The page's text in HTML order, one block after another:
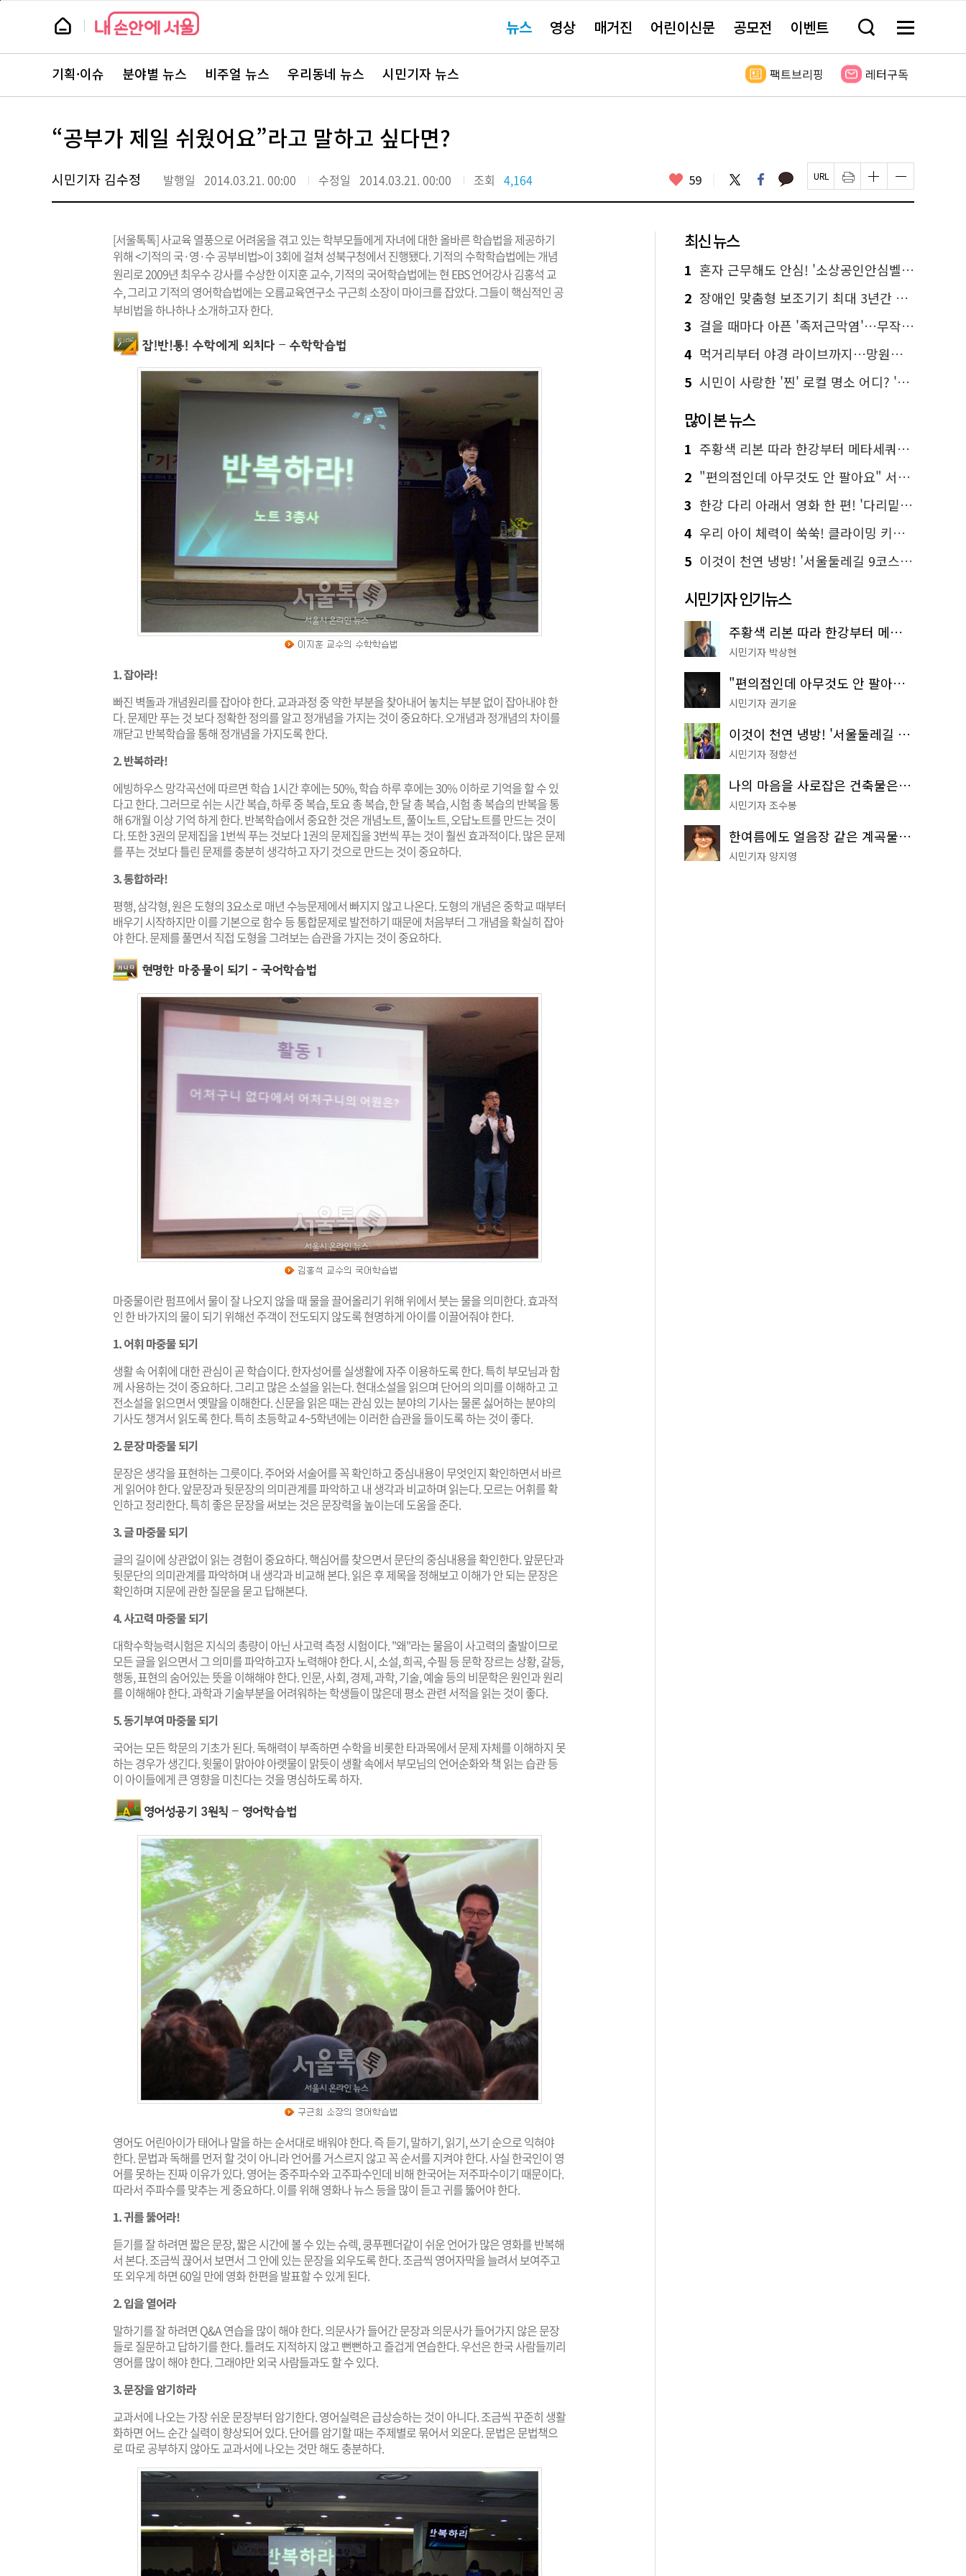
본
뉴
스 요뉴스 영상 매거진 어린이신문 공모전 이벤트 검
창
기
메
전
보
뉴
스
주
서
바
기획·이슈 분야별 뉴스 비주얼 뉴스 우리동네 뉴스 시민기자 뉴스 팩트브리핑 레터구독
“공부가 제일 쉬웠어요”라고 말하고 싶다면?
시민기자 김수정 발행일 2014.03.21. 00:00 수정일 2014.03.21. 00:00 조회 4,164 좋
요
59 트
위
터
페
이
스
카
카 페
이
지
인
쇄
하
글
자
크
하
기
글
자
크
하
기
[서울톡톡] 사교육 열풍으로 어려움을 겪고 있는 학부모들에게 자녀에 대한 올바른 학습법을 제공하기
위해 <기적의 국·영·수 공부비법>이 3회에 걸쳐 성북구청에서 진행됐다.기적의 수학학습법에는 개념
원리로 2009년 최우수 강사를 수상한 이지훈 교수, 기적의 국어학습법에는 현 EBS 언어강사 김홍석 교
수, 그리고 기적의 영어학습법에는 오름교육연구소 구근희 소장이 마이크를 잡았다. 그들이 핵심적인 공
부비법을 하나하나 소개하고자 한다.
1. 잡아라!
빠진 벽돌과 개념원리를 잡아야 한다. 교과과정 중 약한 부분을 찾아내어 놓치는 부분 없이 잡아내야 한
다. 문제만 푸는 것 보다 정확한 정의를 알고 정개념을 가지는 것이 중요하다. 오개념과 정개념의 차이를
깨닫고 반복학습을 통해 정개념을 가지도록 한다.
2. 반복하라!
에빙하우스 망각곡선에 따르면 학습 1시간 후에는 50%, 학습 하루 후에는 30% 이하로 기억을 할 수 있
다고 한다. 그러므로 쉬는 시간 복습, 하루 중 복습, 토요 총 복습, 한 달 총 복습, 시험 총 복습의 반복을 통
해 6개월 이상 기억 하게 한다. 반복학습에서 중요한 것은 개념노트, 풀이노트, 오답노트를 만드는 것이
다. 또한 3권의 문제집을 1번씩 푸는 것보다 1권의 문제집을 3번씩 푸는 것이 훨씬 효과적이다. 많은 문제
를 푸는 것보다 틀린 문제를 충분히 생각하고 자기 것으로 만드는 것이 중요하다.
3. 통합하라!
평행, 삼각형, 원은 도형의 3요소로 매년 수능문제에서 빠지지 않고 나온다. 도형의 개념은 중학교 때부터
배우기 시작하지만 이를 기본으로 함수 등 통합문제로 발전하기 때문에 처음부터 그 개념을 확실히 잡아
야 한다. 문제를 풀면서 직접 도형을 그려보는 습관을 가지는 것이 중요하다.
마중물이란 펌프에서 물이 잘 나오지 않을 때 물을 끌어올리기 위해 위에서 붓는 물을 의미한다. 효과적
인 한 바가지의 물이 되기 위해선 주객이 전도되지 않도록 현명하게 아이를 이끌어줘야 한다.
1. 어휘 마중물 되기
생활 속 어휘에 대한 관심이 곧 학습이다. 한자성어를 실생활에 자주 이용하도록 한다. 특히 부모님과 함
께 사용하는 것이 중요하다. 그리고 많은 소설을 읽는다. 현대소설을 읽으며 단어의 의미를 이해하고 고
전소설을 읽으면서 옛말을 이해한다. 신문을 읽은 때는 관심 있는 분야의 기사는 물론 싫어하는 분야의
기사도 챙겨서 읽도록 한다. 특히 초등학교 4~5학년에는 이러한 습관을 들이도록 하는 것이 좋다.
2. 문장 마중물 되기
문장은 생각을 표현하는 그릇이다. 주어와 서술어를 꼭 확인하고 중심내용이 무엇인지 확인하면서 바르
게 읽어야 한다. 앞문장과 뒷문장의 의미관계를 파악하고 내 생각과 비교하며 읽는다. 모르는 어휘를 확
인하고 정리한다. 특히 좋은 문장을 써보는 것은 문장력을 높이는데 도움을 준다.
3. 글 마중물 되기
글의 길이에 상관없이 읽는 경험이 중요하다. 핵심어를 찾으면서 문단의 중심내용을 확인한다. 앞문단과
뒷문단의 의미관계를 파악하며 내 생각과 비교해 본다. 읽은 후 제목을 정해보고 이해가 안 되는 문장은
확인하며 지문에 관한 질문을 묻고 답해본다.
4. 사고력 마중물 되기
대학수학능력시험은 지식의 총량이 아닌 사고력 측정 시험이다. "왜"라는 물음이 사고력의 출발이므로
모든 글을 읽으면서 그 의미를 파악하고자 노력해야 한다. 시, 소설, 희곡, 수필 등 문학 장르는 상황, 갈등,
행동, 표현의 숨어있는 뜻을 이해해야 한다. 인문, 사회, 경제, 과학, 기술, 예술 등의 비문학은 원인과 원리
를 이해해야 한다. 과학과 기술부분을 어려워하는 학생들이 많은데 평소 관련 서적을 읽는 것이 좋다.
5. 동기부여 마중물 되기
국어는 모든 학문의 기초가 된다. 독해력이 부족하면 수학을 비롯한 타과목에서 문제 자체를 이해하지 못
하는 경우가 생긴다. 윗물이 맑아야 아랫물이 맑듯이 생활 속에서 부모님의 언어순화와 책 읽는 습관 등
이 아이들에게 큰 영향을 미친다는 것을 명심하도록 하자.
영어도 어린아이가 태어나 말을 하는 순서대로 배워야 한다. 즉 듣기, 말하기, 읽기, 쓰기 순으로 익혀야
한다. 문법과 독해를 먼저 할 것이 아니라 언어를 거스르지 않고 꼭 순서를 지켜야 한다. 사실 한국인이 영
어를 못하는 진짜 이유가 있다. 영어는 중주파수와 고주파수인데 비해 한국어는 저주파수이기 때문이다.
따라서 주파수를 맞추는 게 중요하다. 이를 위해 영화나 뉴스 등을 많이 듣고 귀를 뚫어야 한다.
1. 귀를 뚫어라!
듣기를 잘 하려면 짧은 문장, 짧은 시간에 볼 수 있는 슈렉, 쿵푸펜더같이 쉬운 언어가 많은 영화를 반복해
서 본다. 조금씩 끊어서 보면서 그 안에 있는 문장을 외우도록 한다. 조금씩 영어자막을 늘려서 보여주고
또 외우게 하면 60일 만에 영화 한편을 발표할 수 있게 된다.
2. 입을 열어라
말하기를 잘 하려면 Q&A 연습을 많이 해야 한다. 의문사가 들어간 문장과 의문사가 들어가지 않은 문장
들로 질문하고 답하기를 한다. 틀려도 지적하지 않고 뻔뻔하고 즐겁게 연습한다. 우선은 한국 사람들끼리
영어를 많이 해야 한다. 그래야만 외국 사람들과도 할 수 있다.
3. 문장을 암기하라
교과서에 나오는 가장 쉬운 문장부터 암기한다. 영어실력은 급상승하는 것이 아니다. 조금씩 꾸준히 생활
화하면 어느 순간 실력이 향상되어 있다. 단어를 암기할 때는 주제별로 묶어서 외운다. 문법은 문법책으
로 따로 공부하지 않아도 교과서에 나오는 것만 해도 충분하다.
최신 뉴스
1 혼자 근무해도 안심! '소상공인안심벨' 신청하세요
2 장애인 맞춤형 보조기기 최대 3년간 무상 대여…삶의 질 높인다
3 걸을 때마다 아픈 '족저근막염'…무작정 참지 말고 '이것' 해보세요!
4 먹거리부터 야경 라이브까지…망원한강공원 알짜 코스
5 시민이 사랑한 '찐' 로컬 명소 어디? '서울에디션25' 추천 코스
많이 본 뉴스
1 주황색 리본 따라 한강부터 메타세쿼이아 숲길까지…서울둘레길 15코스
2 "편의점인데 아무것도 안 팔아요" 서울에서 가장 특별한 편의점의 정체
3 한강 다리 아래서 영화 한 편! '다리밑 영화관' 무료 상영
4 우리 아이 체력이 쑥쑥! 클라이밍 키즈카페·어린이 체력장
5 이것이 천연 냉방! '서울둘레길 9코스'로 숲속 피서 떠나볼까
시민기자 인기뉴스
주황색 리본 따라 한강부터 메타세쿼이아 숲길까지…서울둘레길 15코스
시민기자 박상현
"편의점인데 아무것도 안 팔아요" 서울에서 가장 특별한 편의점의 정체
시민기자 권기윤
이것이 천연 냉방! '서울둘레길 9코스'로 숲속 피서 떠나볼까
시민기자 정향선
나의 마음을 사로잡은 건축물은? '서울시 건축상' 수상작 공개!
시민기자 조수봉
한여름에도 얼음장 같은 계곡물! 서울 '진관사 계곡'이 천국이네~
시민기자 양지영
페